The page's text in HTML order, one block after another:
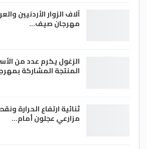
آلاف الزوار الأردنيين
مهرجان صيف…
الزغول يكرم عدد من
المنتجة المشاركة
ثنائية ارتفاع الحرارة
مزارعي عجلون أمام…